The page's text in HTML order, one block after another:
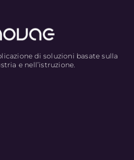
di soluzioni basate sulla
e nell’istruzione.